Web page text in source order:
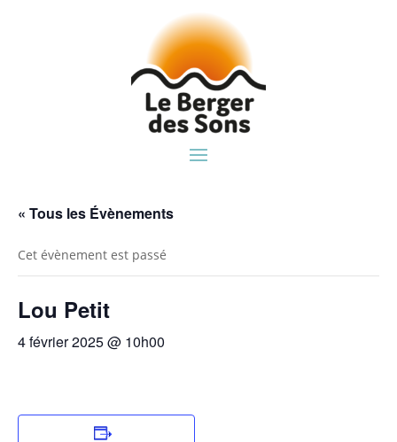
« Tous les Évènements
Cet évènement est passé
Lou Petit
4 février 2025 @ 10h00